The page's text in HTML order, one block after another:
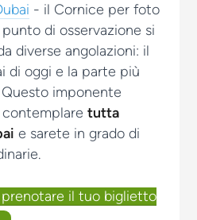
- il Cornice per foto
di osservazione si
diverse angolazioni: il
di oggi e la parte più
imponente
tutta
e sarete in grado di
il tuo biglietto